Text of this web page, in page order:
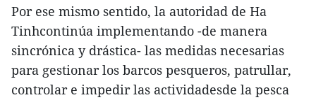
Por ese mismo sentido, la autoridad de Ha
Tinhcontinúa implementando -de manera
sincrónica y drástica- las medidas necesarias
para gestionar los barcos pesqueros, patrullar,
controlar e impedir las actividadesde la pesca